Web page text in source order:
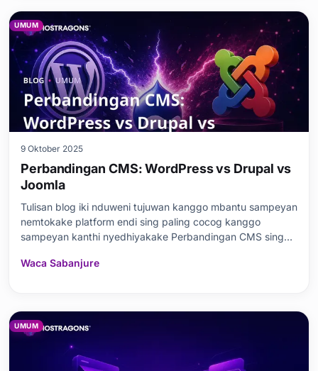
UMUM
9 Oktober 2025
Perbandingan CMS: WordPress vs Drupal vs
Joomla
Tulisan blog iki nduweni tujuwan kanggo mbantu sampeyan
nemtokake platform endi sing paling cocog kanggo
sampeyan kanthi nyedhiyakake Perbandingan CMS sing
Joomla. Ing tulisan iki, prabédan dhasar, kaluwihan, lan
Waca Sabanjure
UMUM